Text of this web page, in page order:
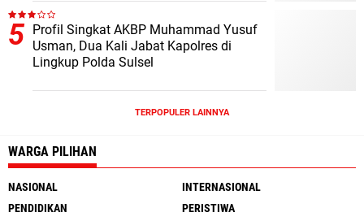
Profil Singkat AKBP Muhammad Yusuf
Usman, Dua Kali Jabat Kapolres di
Lingkup Polda Sulsel
TERPOPULER LAINNYA
WARGA PILIHAN
NASIONAL
INTERNASIONAL
PENDIDIKAN
PERISTIWA